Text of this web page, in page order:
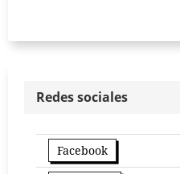
Redes sociales
Facebook